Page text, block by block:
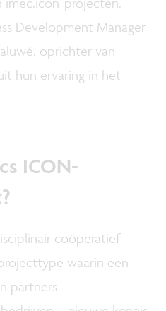
Development Manager
oprichter van
hun ervaring in het
ICON-
coöperatief
waarin een
partners –